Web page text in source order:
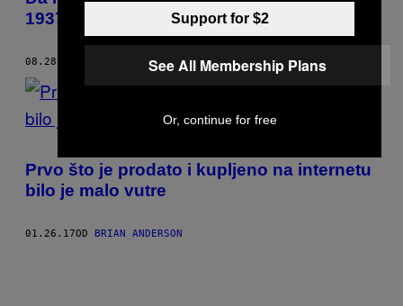
1937. godine ima mobilni u ruci?
08.28.17 BRIAN ANDERSON
Prvo što je prodato i kupljeno na internetu
bilo je malo vutre
01.26.17OD BRIAN ANDERSON
Support for $2
See All Membership Plans
Or, continue for free